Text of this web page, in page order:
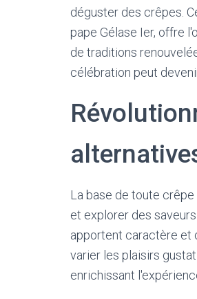
déguster des crêpes.
pape Gélase Ier, offre
de traditions
célébration peut
La base de toute
et explorer des
apportent caractère et
varier les plaisirs
enrichissant